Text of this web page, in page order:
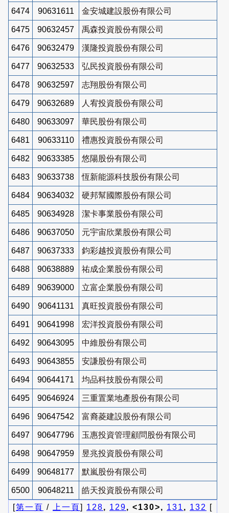
6474 90631611 金安城建設股份有限公司
6475 90632457 禹森投資股份有限公司
6476 90632479 漢隆投資股份有限公司
6477 90632533 弘民投資股份有限公司
6478 90632597 志翔股份有限公司
6479 90632689 人宥投資股份有限公司
6480 90633097 華民股份有限公司
6481 90633110 禮惠投資股份有限公司
6482 90633385 悠陽股份有限公司
6483 90633738 恆新能源科技股份有限公司
6484 90634032 硬邦幫國際股份有限公司
6485 90634928 潔卡事業股份有限公司
6486 90637050 元宇宙欣業股份有限公司
6487 90637333 鈞彩越投資股份有限公司
6488 90638889 祐成企業股份有限公司
6489 90639000 立富企業股份有限公司
6490 90641131 真旺投資股份有限公司
6491 90641998 宏洋投資股份有限公司
6492 90643095 中維股份有限公司
6493 90643855 安謙股份有限公司
6494 90644171 均品科技股份有限公司
6495 90646924 三重置業地產股份有限公司
6496 90647542 富裔菱建設股份有限公司
6497 90647796 玉惠投資管理顧問股份有限公司
6498 90647959 昱兆投資股份有限公司
6499 90648177 默嵐股份有限公司
6500 90648211
皓天投資股份有限公司
[第一頁 / 上一頁] 128, 129, <130>, 131 , 132
[